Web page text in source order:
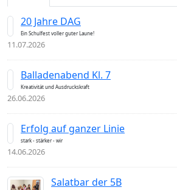
20 Jahre DAG
Ein Schulfest voller guter Laune!
11.07.2026
Balladenabend Kl. 7
Kreativität und Ausdruckskraft
26.06.2026
Erfolg auf ganzer Linie
stark - stärker - wir
14.06.2026
Salatbar der 5B